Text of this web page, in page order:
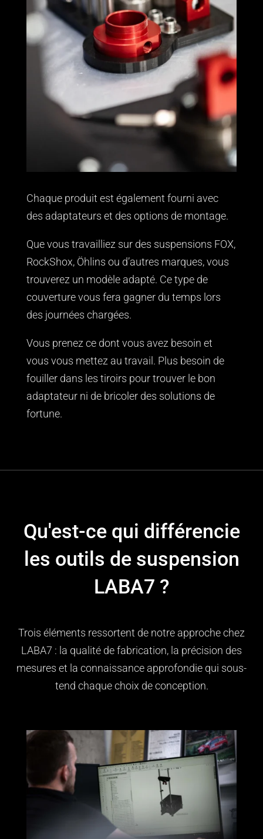
Chaque produit est également fourni avec
des adaptateurs et des options de montage.
Que vous travailliez sur des suspensions FOX,
RockShox, Öhlins ou d’autres marques, vous
trouverez un modèle adapté. Ce type de
couverture vous fera gagner du temps lors
des journées chargées.
Vous prenez ce dont vous avez besoin et
vous vous mettez au travail. Plus besoin de
fouiller dans les tiroirs pour trouver le bon
adaptateur ni de bricoler des solutions de
fortune.
Qu'est-ce qui différencie
les outils de suspension
LABA7 ?
Trois éléments ressortent de notre approche chez
LABA7 : la qualité de fabrication, la précision des
mesures et la connaissance approfondie qui sous-
tend chaque choix de conception.